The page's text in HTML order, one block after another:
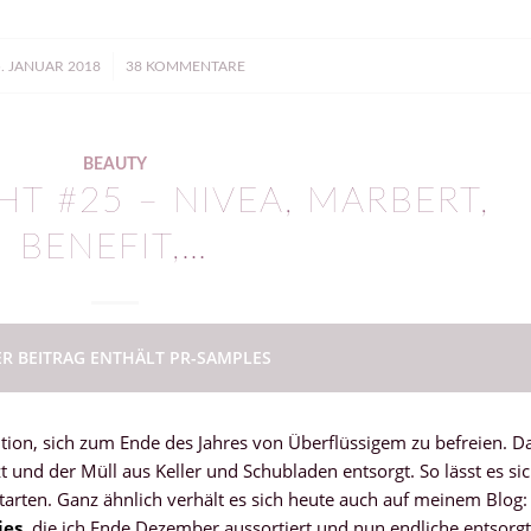
JANUAR 2018
/ 38 KOMMENTARE
BEAUTY
#25 – NIVEA, MARBERT,
BENEFIT,…
BEITRAG ENTHÄLT PR-SAMPLES
sich zum Ende des Jahres von Überflüssigem zu befreien.
der Müll aus Keller und Schubladen entsorgt. So lässt es
Ganz ähnlich verhält es sich heute auch auf meinem Blog: